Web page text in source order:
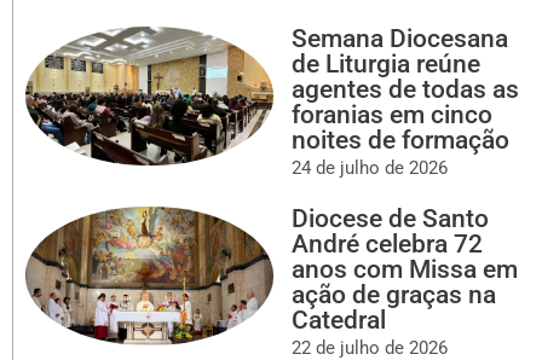
Semana Diocesana
de Liturgia reúne
agentes de todas as
foranias em cinco
noites de formação
24 de julho de 2026
Diocese de Santo
André celebra 72
anos com Missa em
ação de graças na
Catedral
22 de julho de 2026